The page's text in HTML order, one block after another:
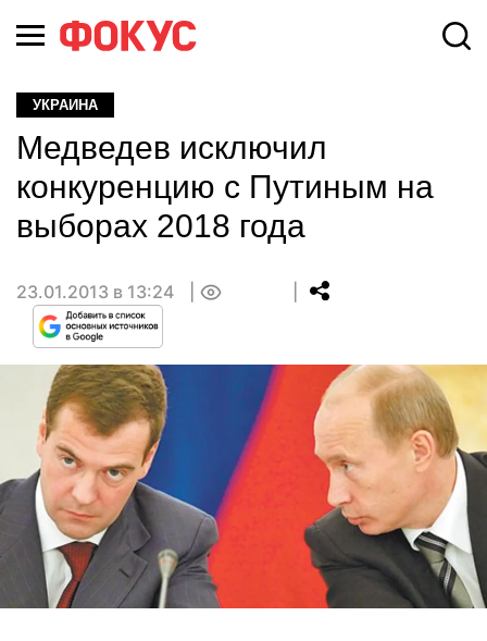
УКРАИНА
Медведев исключил
конкуренцию с Путиным на
выборах 2018 года
23.01.2013 в 13:24